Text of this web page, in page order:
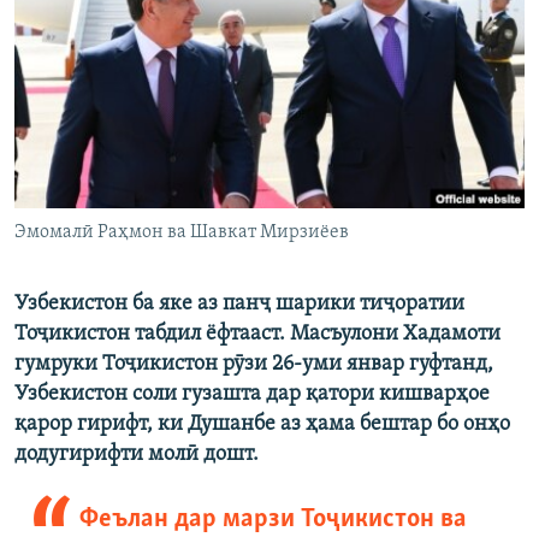
ГУЗОРИШҲОИ РАДИОӢ
Русский
ПАЙГИРӢ КУНЕД
Эмомалӣ Раҳмон ва Шавкат Мирзиёев
Узбекистон ба яке аз панҷ шарики тиҷоратии
Тоҷикистон табдил ёфтааст. Масъулони Хадамоти
гумруки Тоҷикистон рӯзи 26-уми январ гуфтанд,
Узбекистон соли гузашта дар қатори кишварҳое
қарор гирифт, ки Душанбе аз ҳама бештар бо онҳо
додугирифти молӣ дошт.
Феълан дар марзи Тоҷикистон ва